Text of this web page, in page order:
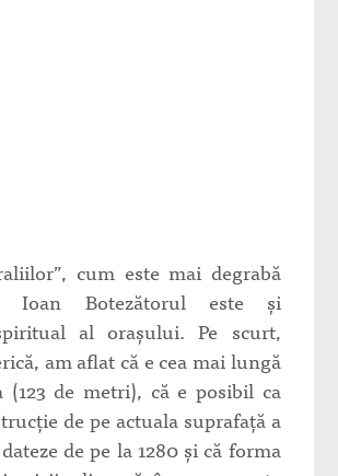
cum este mai degrabă
Ioan Botezătorul este şi
al oraşului. Pe scurt,
am aflat că e cea mai lungă
(123 de metri), că e posibil ca
de pe actuala suprafaţă a
de pe la 1280 şi că forma